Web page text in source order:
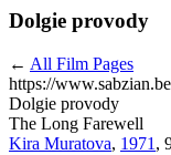
Dolgie provody
← All Film Pages
https://
Dolgie provody
The Long Farewell
Kira Muratova, 1971 ,